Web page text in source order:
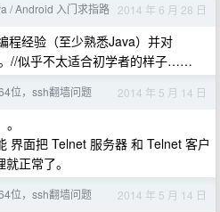
/ Android 入门求指路 2014 年 6 月 28 日
程经验（至少熟悉Java）并对
//似乎不太适合初学者的样子……
位，ssh翻墙问题 2014 年 5 月 14 日
界面把 Telnet 服务器 和 Telnet 客户
正常了。
位，ssh翻墙问题 2014 年 5 月 14 日